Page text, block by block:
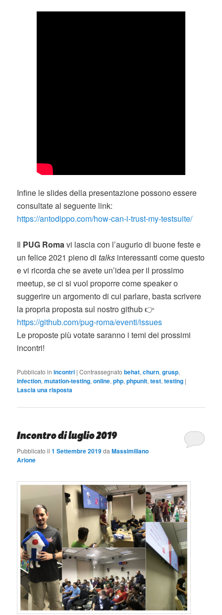
Infine le slides della presentazione possono essere
consultate al seguente link:
https://antodippo.com/how-can-i-trust-my-testsuite/
Il PUG Romavi lascia con l’augurio di buone feste e
un felice 2021 pieno ditalks interessanti come questo
e vi ricorda che se avete un’idea per il prossimo
meetup, se ci si vuol proporre come speaker o
suggerire un argomento di cui parlare, basta scrivere
la propria proposta sul nostro github 👉
https://github.com/pug-roma/eventi/issues
Le proposte più votate saranno i temi dei prossimi
incontri!
Pubblicato in incontri |Contrassegnato behat,churn,grusp,
infection,mutation-testing,online,php,phpunit,test,testing |
Lascia una risposta
Incontro di luglio 2019
Pubblicato il1 Settembre 2019daMassimiliano
Arione